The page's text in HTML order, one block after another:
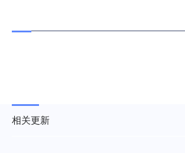
相关更新